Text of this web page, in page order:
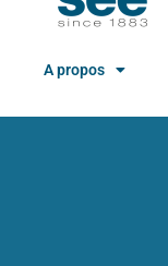
A propos